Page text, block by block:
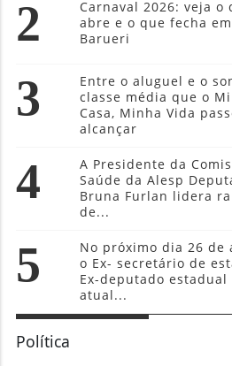
2
Carnaval 2026: veja o
abre e o que fecha em
Barueri
3
Entre o aluguel e o
classe média que o
Casa, Minha Vida
alcançar
4
A Presidente da
Saúde da Alesp
Bruna Furlan lidera
de...
5
No próximo dia 26 de
o Ex- secretário de
Ex-deputado estadual
atual...
Política